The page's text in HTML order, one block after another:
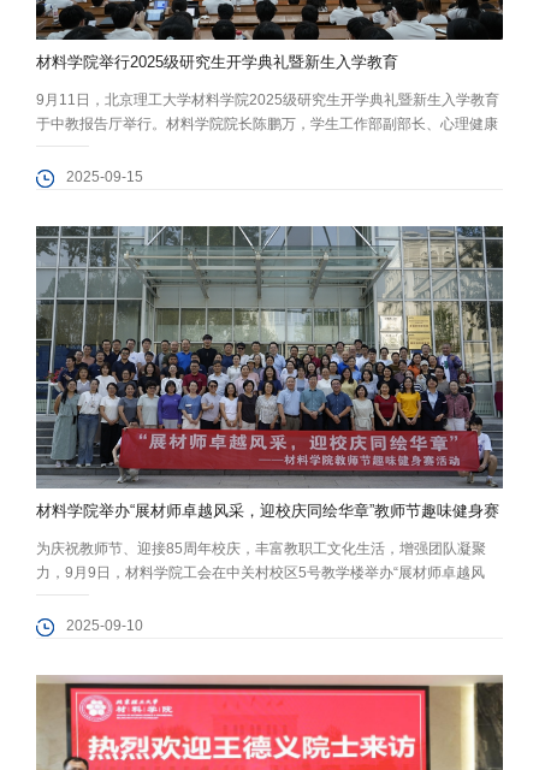
材料学院举行2025级研究生开学典礼暨新生入学教育
9月11日，北京理工大学材料学院2025级研究生开学典礼暨新生入学教育
于中教报告厅举行。材料学院院长陈鹏万，学生工作部副部长、心理健康
教育与咨询中心主任王晶晶，材料学院党委副书记、副院长张龙泽，副院
长谢非、高丽红，研究生辅导员及全体研究生新生参与本次活动。 陈鹏万
创造，争...
2025-09-15
材料学院举办“展材师卓越风采，迎校庆同绘华章”教师节趣味健身赛
为庆祝教师节、迎接85周年校庆，丰富教职工文化生活，增强团队凝聚
力，9月9日，材料学院工会在中关村校区5号教学楼举办“展材师卓越风
采，迎校庆同绘华章”教师节趣味健身赛。全院近百名教职工踊跃参与，共
同在运动中展现活力、增进情谊。 活动伊始，材料学院院长陈鹏万代表学
业，以实干实...
2025-09-10